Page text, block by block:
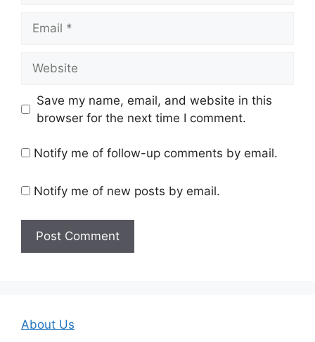
Save my name, email, and website in this
browser for the next time I comment.
Notify me of follow-up comments by email.
Notify me of new posts by email.
About Us